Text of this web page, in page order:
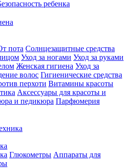
ребенка
пота Солнцезащитные средства
Уход за ногами Уход за руками
Женская гигиена Уход за
волос Гигиенические средства
перхоти Витамины красоты
Аксессуары для красоты и
и педикюра Парфюмерия
Глюкометры Аппараты для